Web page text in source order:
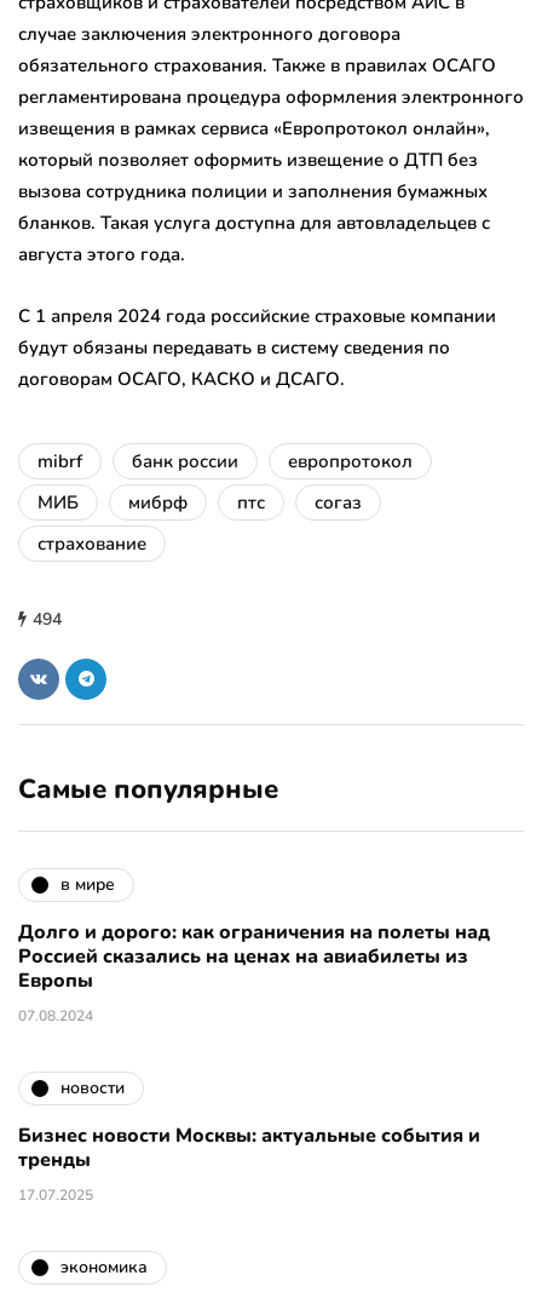
случае заключения электронного договора
обязательного страхования. Также в правилах ОСАГО
регламентирована процедура оформления электронного
извещения в рамках сервиса «Европротокол онлайн»,
который позволяет оформить извещение о ДТП без
вызова сотрудника полиции и заполнения бумажных
бланков. Такая услуга доступна для автовладельцев с
августа этого года.
С 1 апреля 2024 года российские страховые компании
будут обязаны передавать в систему сведения по
договорам ОСАГО, КАСКО и ДСАГО.
mibrf банк россии
европротокол
МИБ
мибрф птс
согаз
страхование
494
Самые популярные
в мире
Долго и дорого: как ограничения на полеты над
Россией сказались на ценах на авиабилеты из
Европы
07.08.2024
новости
Бизнес новости Москвы: актуальные события и
тренды
17.07.2025
экономика